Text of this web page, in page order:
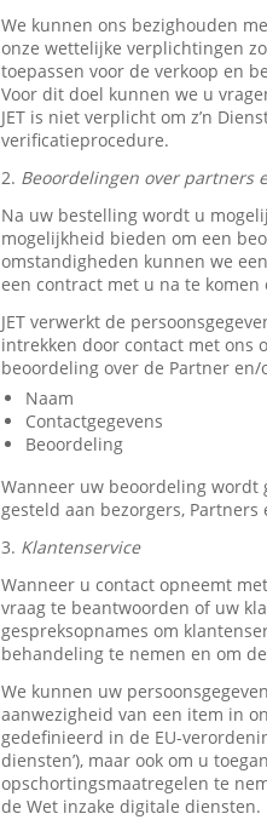
We kunnen ons bezighouden
onze wettelijke verplichtingen
toepassen voor de verkoop en
Voor dit doel kunnen we u
JET is niet verplicht om z’n
verificatieprocedure.
2. Beoordelingen over partners
Na uw bestelling wordt u
mogelijkheid bieden om een
omstandigheden kunnen we
een contract met u na te
JET verwerkt de
intrekken door contact met ons
beoordeling over de Partner
Naam
Contactgegevens
Beoordeling
Wanneer uw beoordeling wordt
gesteld aan bezorgers,
3. Klantenservice
Wanneer u contact opneemt
vraag te beantwoorden of uw
gespreksopnames om
behandeling te nemen en om
We kunnen uw
aanwezigheid van een item in
gedefinieerd in de EU-
diensten’), maar ook om u
opschortingsmaatregelen te
de Wet inzake digitale diensten.